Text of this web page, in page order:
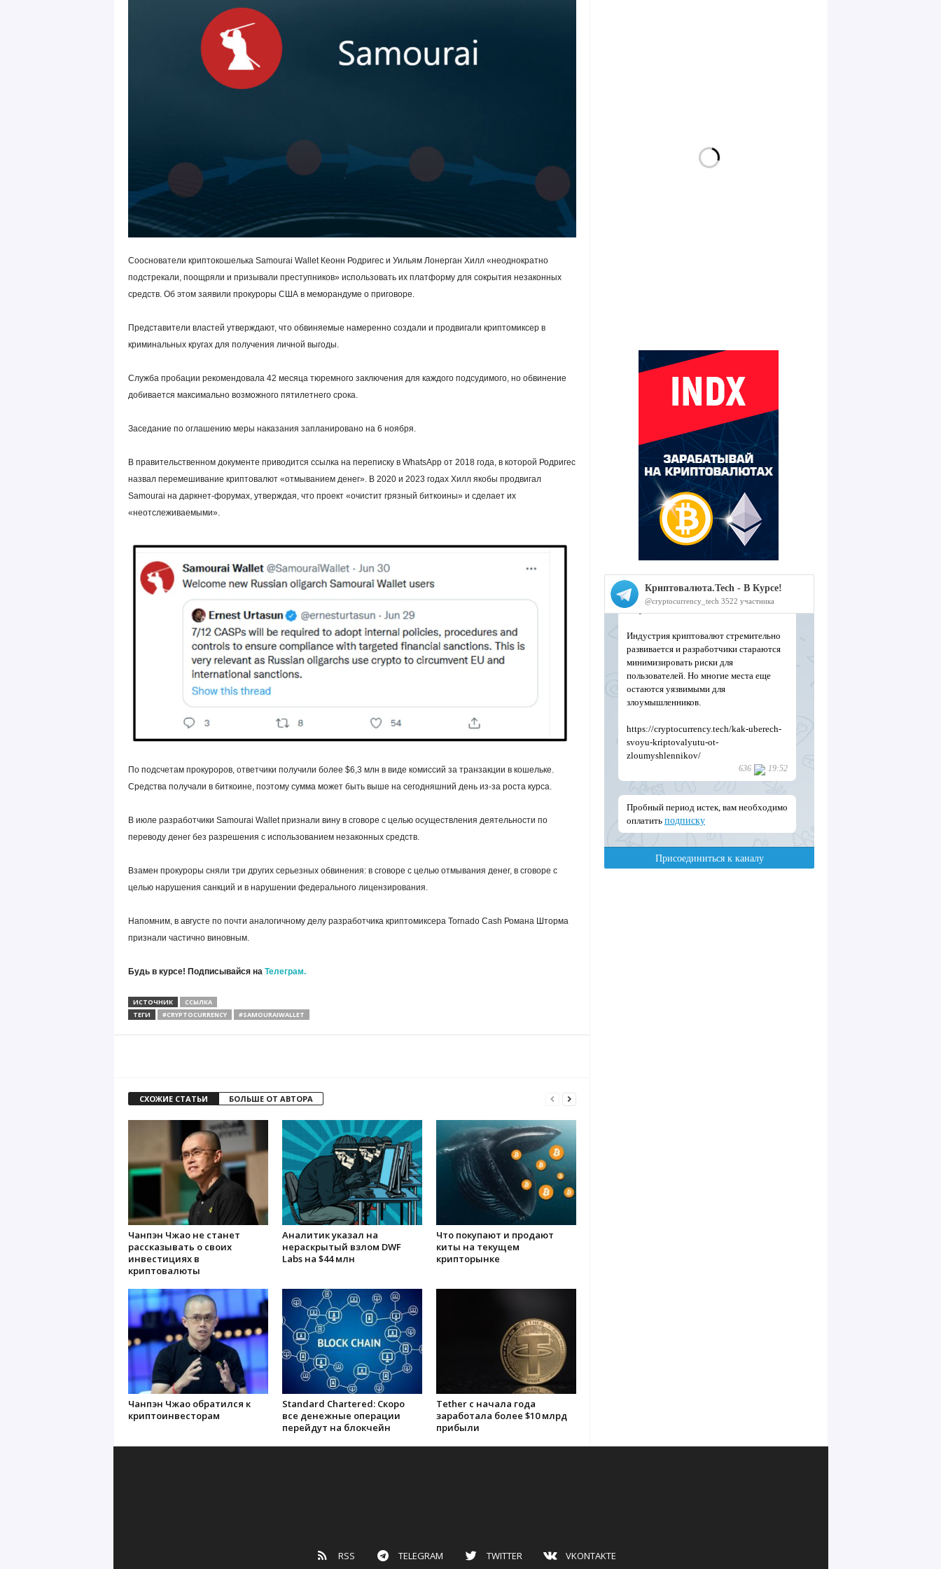
Сооснователи криптокошелька Samourai Wallet Кеонн Родригес и Уильям Лонерган Хилл «неоднократно
подстрекали, поощряли и призывали преступников» использовать их платформу для сокрытия незаконных
средств. Об этом заявили прокуроры США в меморандуме о приговоре.
Представители властей утверждают, что обвиняемые намеренно создали и продвигали криптомиксер в
криминальных кругах для получения личной выгоды.
Служба пробации рекомендовала 42 месяца тюремного заключения для каждого подсудимого, но обвинение
добивается максимально возможного пятилетнего срока.
Заседание по оглашению меры наказания запланировано на 6 ноября.
В правительственном документе приводится ссылка на переписку в WhatsApp от 2018 года, в которой Родригес
назвал перемешивание криптовалют «отмыванием денег». В 2020 и 2023 годах Хилл якобы продвигал
Samourai на даркнет-форумах, утверждая, что проект «очистит грязный биткоины» и сделает их
«неотслеживаемыми».
По подсчетам прокуроров, ответчики получили более $6,3 млн в виде комиссий за транзакции в кошельке.
Средства получали в биткоине, поэтому сумма может быть выше на сегодняшний день из-за роста курса.
В июле разработчики Samourai Wallet признали вину в сговоре с целью осуществления деятельности по
переводу денег без разрешения с использованием незаконных средств.
Взамен прокуроры сняли три других серьезных обвинения: в сговоре с целью отмывания денег, в сговоре с
целью нарушения санкций и в нарушении федерального лицензирования.
Напомним, в августе по почти аналогичному делу разработчика криптомиксера Tornado Cash Романа Шторма
признали частично виновным.
Будь в курсе! Подписывайся на Телеграм.
ИСТОЧНИК
ССЫЛКА
ТЕГИ
#CRYPTOCURRENCY #SAMOURAIWALLET
СХОЖИЕ СТАТЬИ БОЛЬШЕ ОТ АВТОРА
Чанпэн Чжао не станет
рассказывать о своих
инвестициях в
криптовалюты
Аналитик указал на
нераскрытый взлом DWF
Labs на $44 млн
Что покупают и продают
киты на текущем
крипторынке
Чанпэн Чжао обратился к
криптоинвесторам
Standard Chartered: Скоро
все денежные операции
перейдут на блокчейн
Tether с начала года
заработала более $10 млрд
прибыли
RSS TELEGRAM TWITTER VKONTAKTE